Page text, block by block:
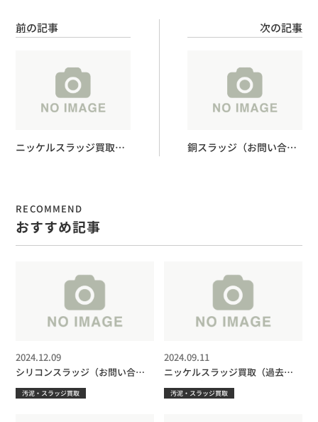
前の記事
ニッケルスラッジ買取
次の記事
銅スラッジ（お問い合わ
RECOMMEND
おすすめ記事
シリコンスラッジ（お問い合わ
2024.12.09
汚泥・スラッジ買取
ニッケルスラッジ買取（過去買
2024.09.11
汚泥・スラッジ買取